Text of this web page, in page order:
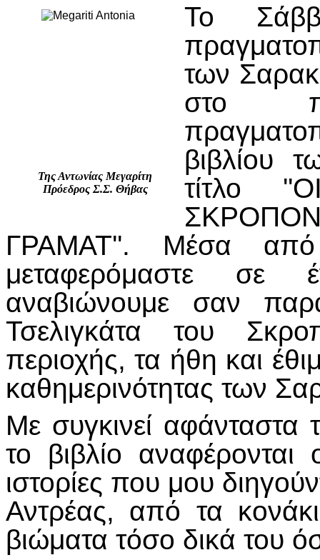
Της Αντωνίας Μεγαρίτη
Πρόεδρος Σ.Σ. Θήβας
Το
των
στο
βιβλίου
τίτλο
ΓΡΑΜΑΤ''. Μέσα από
μεταφερόμαστε σε
αναβιώνουμε σαν
Τσελιγκάτα του
περιοχής, τα ήθη και
καθημερινότητας των
Με συγκινεί
το βιβλίο
ιστορίες που μου
Αντρέας, από τα
βιώματα τόσο δικά του